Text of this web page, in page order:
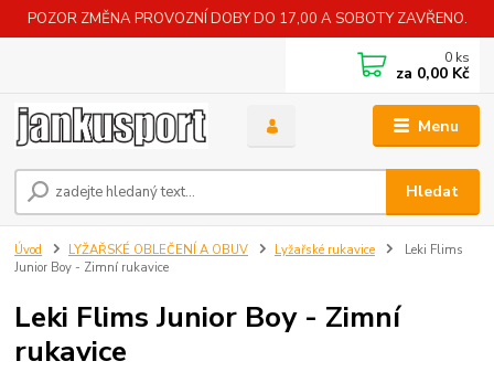
POZOR ZMĚNA PROVOZNÍ DOBY DO 17,00 A SOBOTY ZAVŘENO.
Menu
Hledat
0 ks
za 0,00 Kč
Úvod LYŽAŘSKÉ OBLEČENÍ A OBUV Lyžařské rukavice
Leki Flims
Junior Boy - Zimní rukavice
Leki Flims Junior Boy - Zimní
rukavice